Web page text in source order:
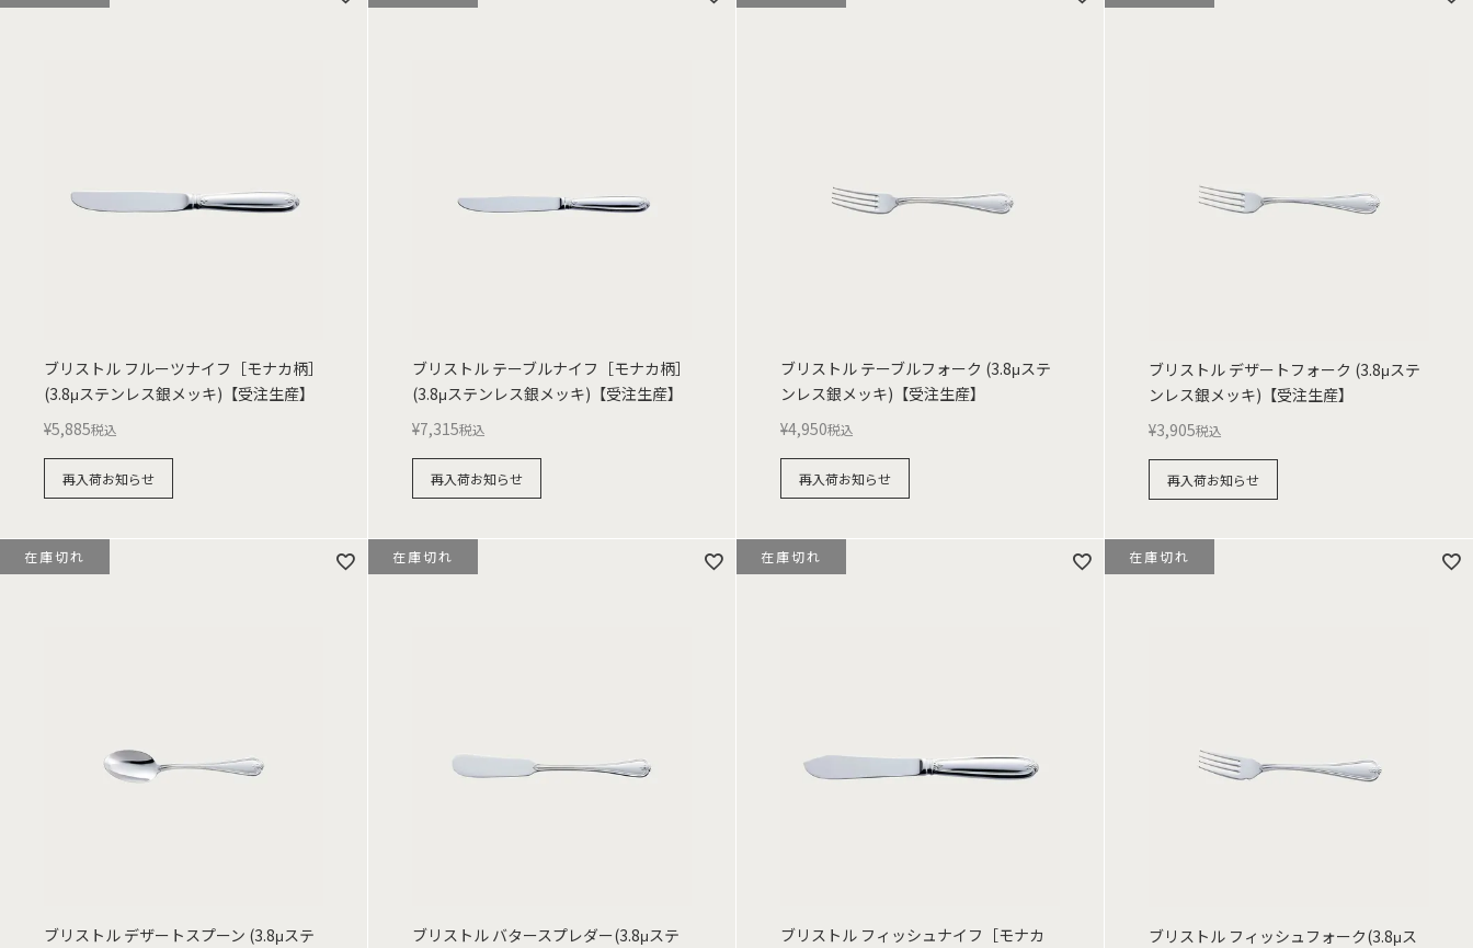
ブリストル フルーツナイフ［モナカ柄］
(3.8μステンレス銀メッキ)【受注生産】
¥5,885税込
再入荷お知らせ
ブリストル テーブルナイフ［モナカ柄］
(3.8μステンレス銀メッキ)【受注生産】
¥7,315税込
再入荷お知らせ
ブリストル テーブルフォーク (3.8μステ
ンレス銀メッキ)【受注生産】
¥4,950税込
再入荷お知らせ
ブリストル デザートフォーク (3.8μステ
ンレス銀メッキ)【受注生産】
¥3,905税込
再入荷お知らせ
ブリストル デザートスプーン (3.8μステ
在庫切れ
ブリストル バタースプレダー(3.8μステ
在庫切れ
ブリストル フィッシュナイフ［モナカ
在庫切れ
ブリストル フィッシュフォーク(3.8μス
在庫切れ